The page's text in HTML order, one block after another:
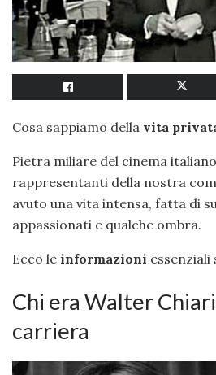
Cosa sappiamo della vita
Pietra miliare del cinema
rappresentanti della nostra
avuto una vita intensa, fatta di
appassionati e qualche ombra.
Ecco le informazioni essenziali
Chi era Walter
carriera